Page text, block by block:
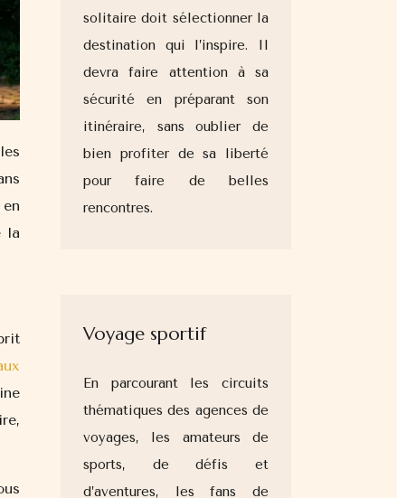
la
solitaire doit sélectionner la
destination qui l’inspire. Il
devra faire attention à sa
sécurité en préparant son
itinéraire, sans oublier de
bien profiter de sa liberté
pour faire de belles
rencontres.
Voyage sportif
En parcourant les circuits
thématiques des agences de
voyages, les amateurs de
sports, de défis et
d’aventures, les fans de